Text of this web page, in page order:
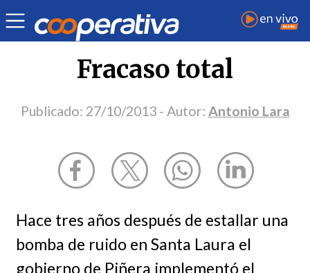
Opinión | Antonio Lara
Fracaso total
Publicado: 27/10/2013 - Autor: Antonio Lara
Hace tres años después de estallar una
bomba de ruido en Santa Laura el
gobierno de Piñera implementó el